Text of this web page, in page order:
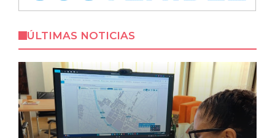
ÚLTIMAS NOTICIAS